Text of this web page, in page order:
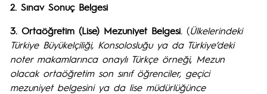
2. Sınav Sonuç Belgesi
3. Ortaöğretim (Lise) Mezuniyet Belgesi. (Ülkelerindeki
Türkiye Büyükelçiliği, Konsolosluğu ya da Türkiye’deki
noter makamlarınca onaylı Türkçe örneği, Mezun
olacak ortaöğretim son sınıf öğrenciler, geçici
mezuniyet belgesini ya da lise müdürlüğünce